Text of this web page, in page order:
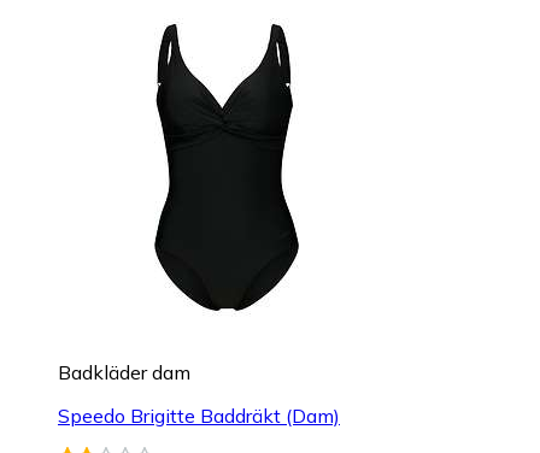
Badkläder dam
Speedo Brigitte Baddräkt (Dam)